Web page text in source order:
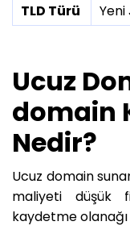
TLD Türü
Ucuz
domain
Nedir?
Ucuz domain
maliyeti düşük
kaydetme